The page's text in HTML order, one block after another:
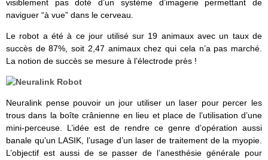
visiblement pas doté d’un système d’imagerie permettant de
naviguer “à vue” dans le cerveau.
Le robot a été à ce jour utilisé sur 19 animaux avec un taux de
succès de 87%, soit 2,47 animaux chez qui cela n’a pas marché.
La notion de succès se mesure à l’électrode près !
Neuralink pense pouvoir un jour utiliser un laser pour percer les
trous dans la boîte crânienne en lieu et place de l’utilisation d’une
mini-perceuse. L’idée est de rendre ce genre d’opération aussi
banale qu’un LASIK, l’usage d’un laser de traitement de la myopie.
L’objectif est aussi de se passer de l’anesthésie générale pour